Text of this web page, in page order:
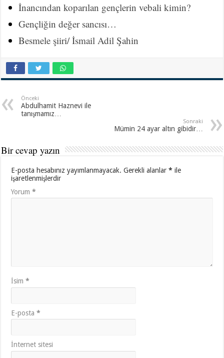
İnancından koparılan gençlerin vebali kimin?
Gençliğin değer sancısı…
Besmele şiiri/ İsmail Adil Şahin
Önceki
Abdulhamit Haznevi ile
tanışmamız…
Sonraki
Mümin 24 ayar altın gibidir…
Bir cevap yazın
E-posta hesabınız yayımlanmayacak. Gerekli alanlar* ile
işaretlenmişlerdir
Yorum*
İsim*
E-posta*
İnternet sitesi